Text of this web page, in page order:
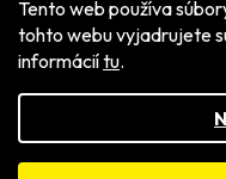
Tento web používa
tohto webu vyjadrujete
informáciítu.